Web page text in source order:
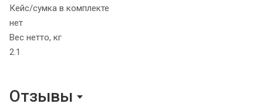
Кейс/сумка в комплекте
нет
Вес нетто, кг
2.1
Отзывы